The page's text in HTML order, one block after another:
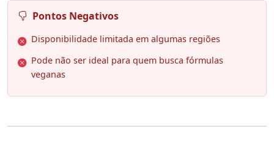
Pontos Negativos
Disponibilidade limitada em algumas regiões
Pode não ser ideal para quem busca fórmulas
veganas